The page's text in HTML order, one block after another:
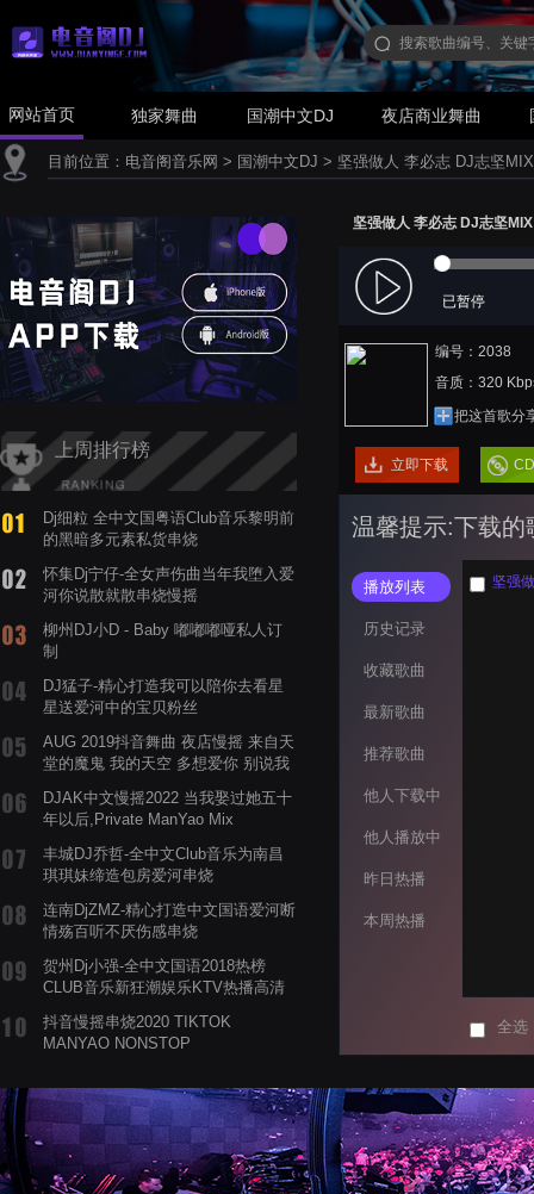
网站首页 独家舞曲 国潮中文DJ 夜店商业舞曲
目前位置： 电音阁音乐网 > 国潮中文DJ > 坚强做人 李必志 DJ志坚MIX
上周排行榜
Dj细粒 全中文国粤语Club音乐黎明前
的黑暗多元素私货串烧
怀集Dj宁仔-全女声伤曲当年我堕入爱
河你说散就散串烧慢摇
柳州DJ小D - Baby 嘟嘟嘟哑私人订
制
DJ猛子-精心打造我可以陪你去看星
星送爱河中的宝贝粉丝
AUG 2019抖音舞曲 夜店慢摇 来自天
堂的魔鬼 我的天空 多想爱你 别说我
DJAK中文慢摇2022 当我娶过她五十
年以后,Private ManYao Mix
丰城DJ乔哲-全中文Club音乐为南昌
琪琪妹缔造包房爱河串烧
连南DjZMZ-精心打造中文国语爱河断
情殇百听不厌伤感串烧
贺州Dj小强-全中文国语2018热榜
CLUB音乐新狂潮娱乐KTV热播高清
抖音慢摇串烧2020 TIKTOK
MANYAO NONSTOP
蝉爸爸妈妈爱存在夏天的风是想你的
声音啊
坚强做人 李必志 DJ志坚MIX
已暂停
编号：2038
音质：320
把这首歌分
立即下载
温馨提示:下载的
播放列表
历史记录
收藏歌曲
最新歌曲
推荐歌曲
他人下载中
他人播放中
昨日热播
本周热播
坚强
全选